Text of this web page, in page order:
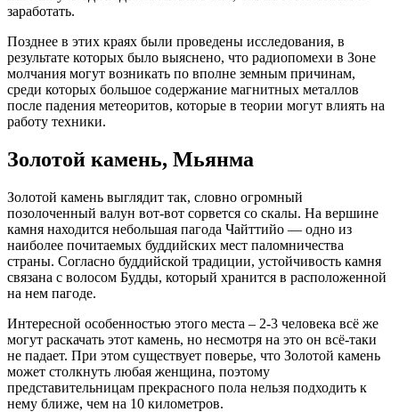
заработать.
Позднее в этих краях были проведены исследования, в
результате которых было выяснено, что радиопомехи в Зоне
молчания могут возникать по вполне земным причинам,
среди которых большое содержание магнитных металлов
после падения метеоритов, которые в теории могут влиять на
работу техники.
Золотой камень, Мьянма
Золотой камень выглядит так, словно огромный
позолоченный валун вот-вот сорвется со скалы. На вершине
камня находится небольшая пагода Чайттийо — одно из
наиболее почитаемых буддийских мест паломничества
страны. Согласно буддийской традиции, устойчивость камня
связана с волосом Будды, который хранится в расположенной
на нем пагоде.
Интересной особенностью этого места – 2-3 человека всё же
могут раскачать этот камень, но несмотря на это он всё-таки
не падает. При этом существует поверье, что Золотой камень
может столкнуть любая женщина, поэтому
представительницам прекрасного пола нельзя подходить к
нему ближе, чем на 10 километров.